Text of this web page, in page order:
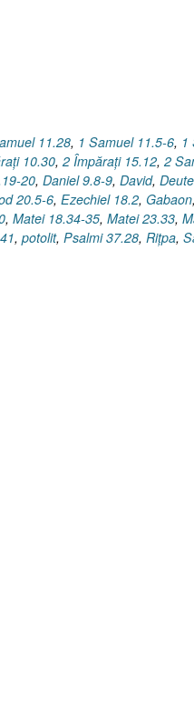
11.28, 1 Samuel 11.5-6, 1
10.30, 2 Împăraţi 15.12, 2
20, Daniel 9.8-9, David,
20.5-6, Ezechiel 18.2, Gabaon,
, Matei 18.34-35, Matei 23.33,
, potolit, Psalmi 37.28, Riţpa,